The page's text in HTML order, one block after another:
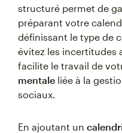
structuré permet de
préparant votre
définissant le type de
évitez les incertitudes
facilite le travail de
mentale liée à la
sociaux.
En ajoutant un